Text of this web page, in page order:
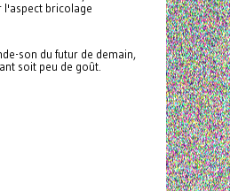
l'aspect bricolage
son du futur de demain,
soit peu de goût.